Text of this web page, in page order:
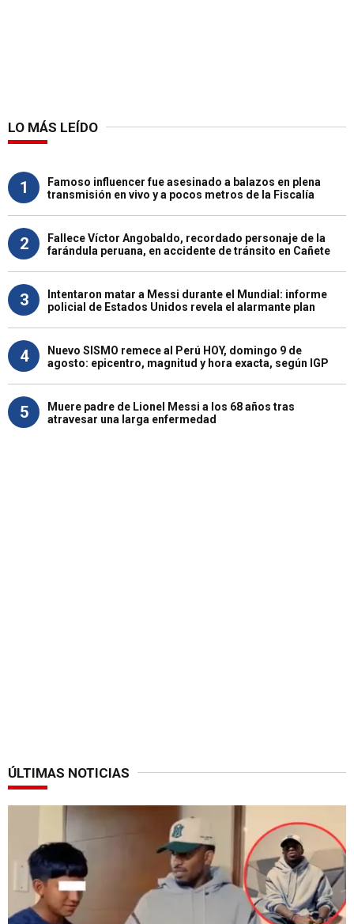
LO MÁS LEÍDO
1
Famoso influencer fue asesinado a balazos en plena
transmisión en vivo y a pocos metros de la Fiscalía
2
Fallece Víctor Angobaldo, recordado personaje de la
farándula peruana, en accidente de tránsito en Cañete
3
Intentaron matar a Messi durante el Mundial: informe
policial de Estados Unidos revela el alarmante plan
4
Nuevo SISMO remece al Perú HOY, domingo 9 de
agosto: epicentro, magnitud y hora exacta, según IGP
5
Muere padre de Lionel Messi a los 68 años tras
atravesar una larga enfermedad
ÚLTIMAS NOTICIAS